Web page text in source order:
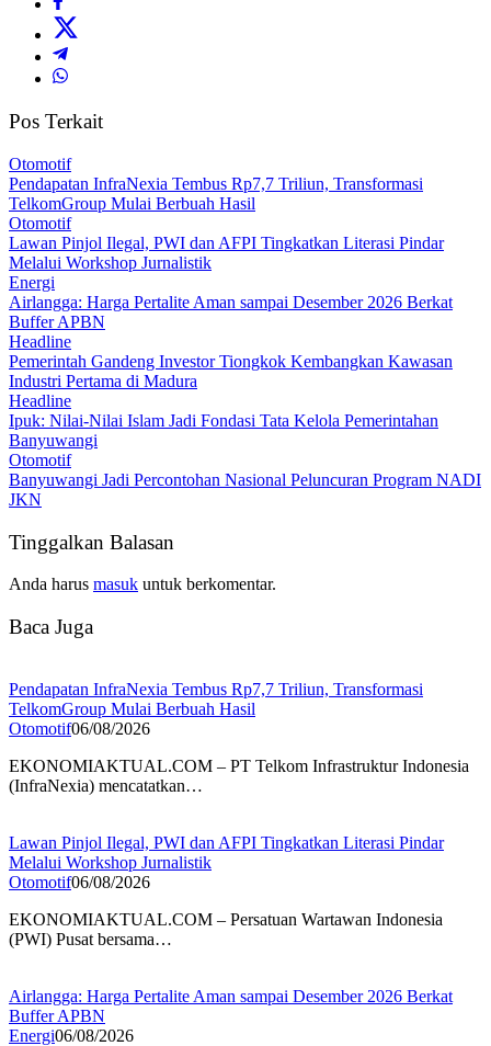
Pos Terkait
Otomotif
Pendapatan InfraNexia Tembus Rp7,7 Triliun, Transformasi
TelkomGroup Mulai Berbuah Hasil
Otomotif
Lawan Pinjol Ilegal, PWI dan AFPI Tingkatkan Literasi Pindar
Melalui Workshop Jurnalistik
Energi
Airlangga: Harga Pertalite Aman sampai Desember 2026 Berkat
Buffer APBN
Headline
Pemerintah Gandeng Investor Tiongkok Kembangkan Kawasan
Industri Pertama di Madura
Headline
Ipuk: Nilai-Nilai Islam Jadi Fondasi Tata Kelola Pemerintahan
Banyuwangi
Otomotif
Banyuwangi Jadi Percontohan Nasional Peluncuran Program NADI
JKN
Tinggalkan Balasan
Anda harus masuk untuk berkomentar.
Baca Juga
Pendapatan InfraNexia Tembus Rp7,7 Triliun, Transformasi
TelkomGroup Mulai Berbuah Hasil
Otomotif06/08/2026
EKONOMIAKTUAL.COM – PT Telkom Infrastruktur Indonesia
(InfraNexia) mencatatkan…
Lawan Pinjol Ilegal, PWI dan AFPI Tingkatkan Literasi Pindar
Melalui Workshop Jurnalistik
Otomotif06/08/2026
EKONOMIAKTUAL.COM – Persatuan Wartawan Indonesia
(PWI) Pusat bersama…
Airlangga: Harga Pertalite Aman sampai Desember 2026 Berkat
Buffer APBN
Energi06/08/2026